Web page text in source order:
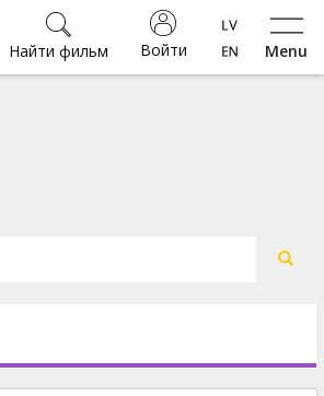
Menu
Войти
Найти фильм